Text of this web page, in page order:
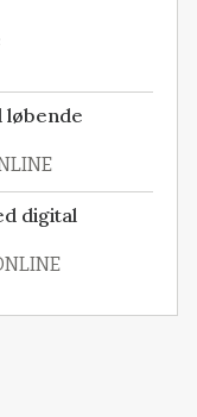
løbende
digital